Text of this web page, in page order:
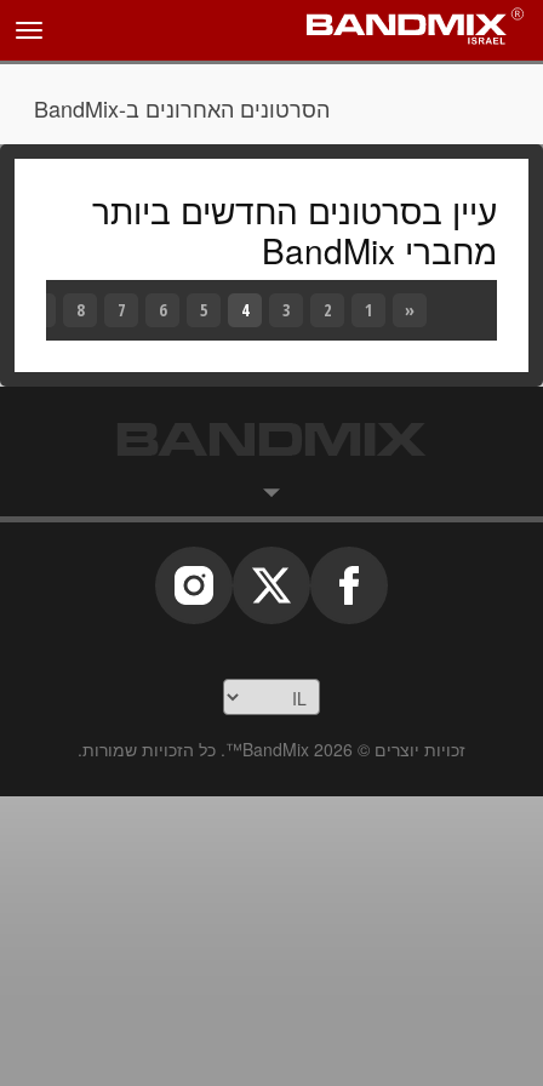
הסרטונים האחרונים ב-BandMix
עיין בסרטונים החדשים ביותר
מחברי BandMix
«
1
2
3
4 (נוכחי)
5
6
7
8
זכויות יוצרים © 2026 BandMix™. כל הזכויות שמורות.